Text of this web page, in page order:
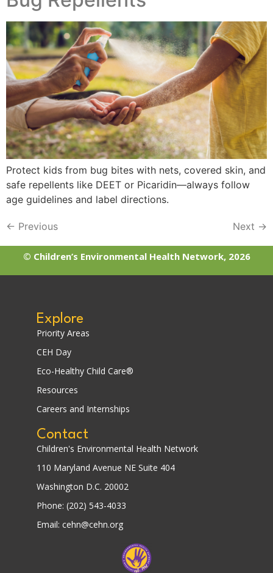
Protect kids from bug bites with nets, covered skin, and
safe repellents like DEET or Picaridin—always follow
age guidelines and label directions.
← Previous Next →
© Children’s Environmental Health Network, 2026
Explore
Priority Areas
CEH Day
Eco-Healthy Child Care®
Resources
Careers and Internships
Contact
Children's Environmental Health Network
110 Maryland Avenue NE Suite 404
Washington D.C. 20002
Phone: (202) 543-4033
Email: cehn@cehn.org